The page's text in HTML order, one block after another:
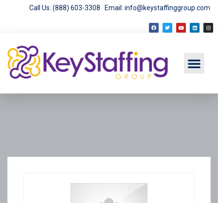
Call Us: (888) 603-3308 Email: info@keystaffinggroup.com